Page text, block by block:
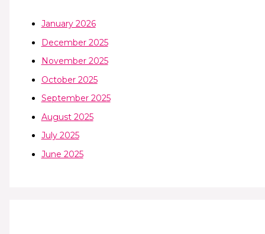
January 2026
December 2025
November 2025
October 2025
September 2025
August 2025
July 2025
June 2025